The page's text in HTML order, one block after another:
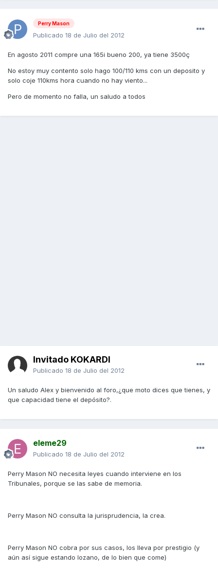
Perry Mason
Publicado 18 de Julio del 2012
En agosto 2011 compre una 165i bueno 200, ya tiene 3500ç
No estoy muy contento solo hago 100/110 kms con un deposito y
solo coje 110kms hora cuando no hay viento...
Pero de momento no falla, un saludo a todos
Invitado KOKARDI
Publicado 18 de Julio del 2012
Un saludo Alex y bienvenido al foro,¿que moto dices que tienes, y
que capacidad tiene el depósito?.
eleme29
Publicado 18 de Julio del 2012
Perry Mason NO necesita leyes cuando interviene en los
Tribunales, porque se las sabe de memoria.
Perry Mason NO consulta la jurisprudencia, la crea.
Perry Mason NO cobra por sus casos, los lleva por prestigio (y
aún así sigue estando lozano, de lo bien que come)